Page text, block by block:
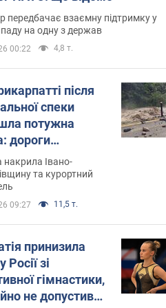
передбачає взаємну підтримку у
на одну з держав
00:22 4,8 т.
після
спеки
потужна
дороги
на
Відео
накрила Івано-
та курортний
09:27 11,5 т.
принизила
Росії зі
гімнастики,
не допустивши